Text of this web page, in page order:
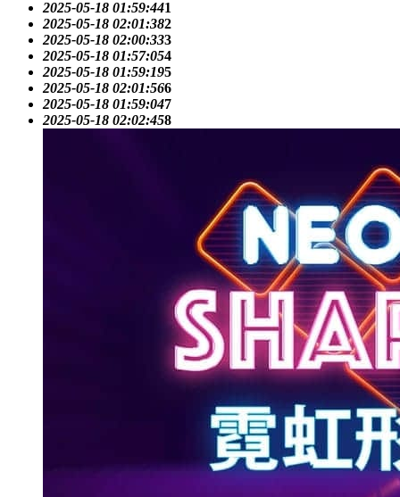
2025-05-18 01:59:441
2025-05-18 02:01:382
2025-05-18 02:00:333
2025-05-18 01:57:054
2025-05-18 01:59:195
2025-05-18 02:01:566
2025-05-18 01:59:047
2025-05-18 02:02:458